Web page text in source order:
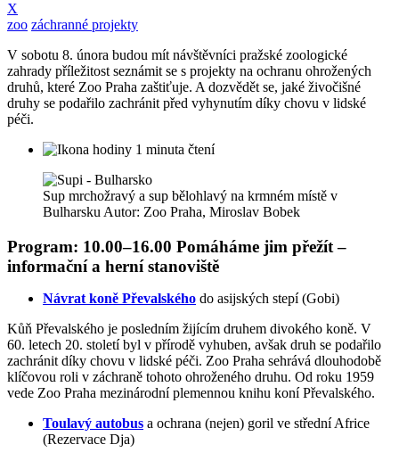
X
zoo záchranné projekty
V sobotu 8. února budou mít návštěvníci pražské zoologické
zahrady příležitost seznámit se s projekty na ochranu ohrožených
druhů, které Zoo Praha zaštiťuje. A dozvědět se, jaké živočišné
druhy se podařilo zachránit před vyhynutím díky chovu v lidské
péči.
1 minuta čtení
Sup mrchožravý a sup bělohlavý na krmném místě v
Bulharsku Autor: Zoo Praha, Miroslav Bobek
Program: 10.00–16.00 Pomáháme jim přežít –
informační a herní stanoviště
Návrat koně Převalského do asijských stepí (Gobi)
Kůň Převalského je posledním žijícím druhem divokého koně. V
60. letech 20. století byl v přírodě vyhuben, avšak druh se podařilo
zachránit díky chovu v lidské péči. Zoo Praha sehrává dlouhodobě
klíčovou roli v záchraně tohoto ohroženého druhu. Od roku 1959
vede Zoo Praha mezinárodní plemennou knihu koní Převalského.
Toulavý autobus a ochrana (nejen) goril ve střední Africe
(Rezervace Dja)